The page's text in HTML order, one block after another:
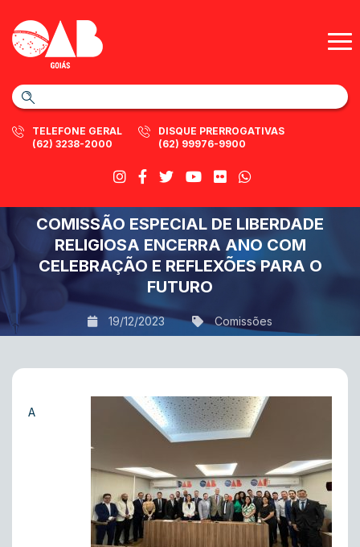
TELEFONE GERAL
(62) 3238-2000
DISQUE PRERROGATIVAS
(62) 99976-9900
COMISSÃO ESPECIAL DE LIBERDADE
RELIGIOSA ENCERRA ANO COM
CELEBRAÇÃO E REFLEXÕES PARA O
FUTURO
19/12/2023 Comissões
A